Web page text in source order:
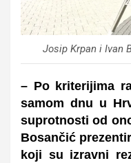
Josip Krpan i Ivan
– Po kriterijima
samom dnu u
suprotnosti od
Bosančić
koji su izravni